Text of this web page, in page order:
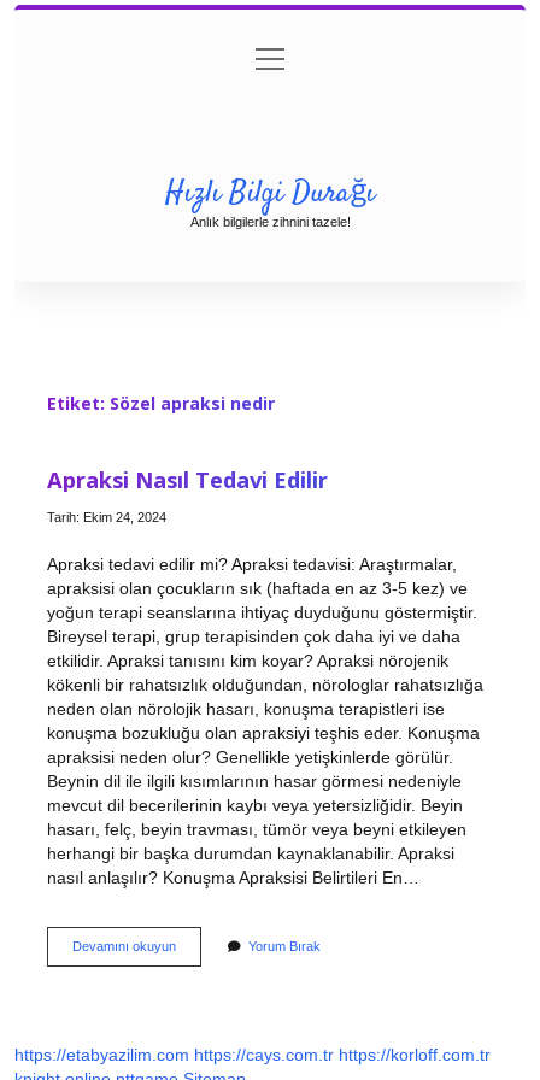
Gizlilik Politikası
menüyü
aç
Hızlı Bilgi Durağı
Anlık bilgilerle zihnini tazele!
Etiket: Sözel apraksi nedir
Apraksi Nasıl Tedavi Edilir
Tarih: Ekim 24, 2024
Apraksi tedavi edilir mi? Apraksi tedavisi: Araştırmalar,
apraksisi olan çocukların sık (haftada en az 3-5 kez) ve
yoğun terapi seanslarına ihtiyaç duyduğunu göstermiştir.
Bireysel terapi, grup terapisinden çok daha iyi ve daha
etkilidir. Apraksi tanısını kim koyar? Apraksi nörojenik
kökenli bir rahatsızlık olduğundan, nörologlar rahatsızlığa
neden olan nörolojik hasarı, konuşma terapistleri ise
konuşma bozukluğu olan apraksiyi teşhis eder. Konuşma
apraksisi neden olur? Genellikle yetişkinlerde görülür.
Beynin dil ile ilgili kısımlarının hasar görmesi nedeniyle
mevcut dil becerilerinin kaybı veya yetersizliğidir. Beyin
hasarı, felç, beyin travması, tümör veya beyni etkileyen
herhangi bir başka durumdan kaynaklanabilir. Apraksi
nasıl anlaşılır? Konuşma Apraksisi Belirtileri En…
Devamını okuyunApraksi
Nasıl
Yorum Bırak
https://etabyazilim.com https://cays.com.tr https://korloff.com.tr